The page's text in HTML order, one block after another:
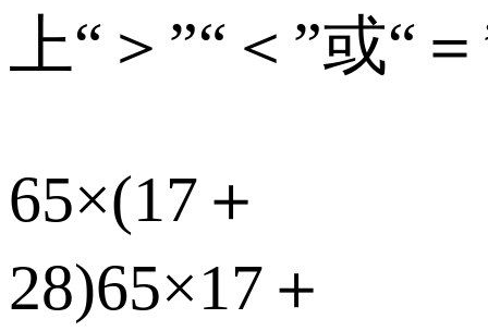
上“＞”“＜”或“
65×(17＋
28)65×17＋